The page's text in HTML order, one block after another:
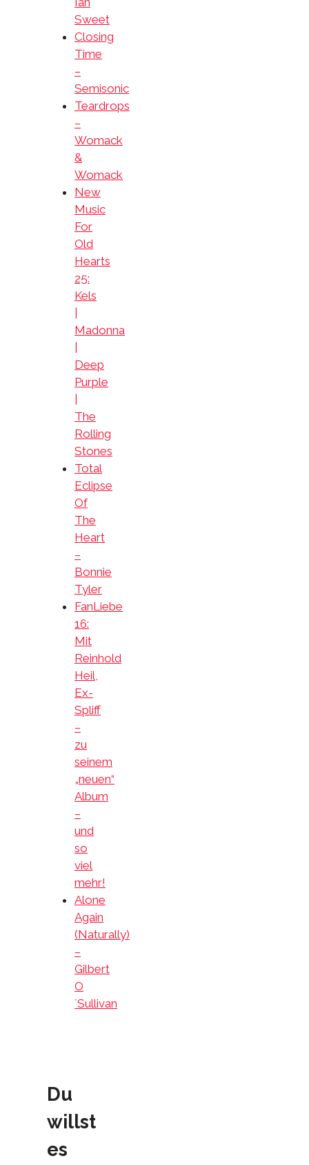
Sweet
Closing
Time
–
Semisonic
Teardrops
–
Womack
&
Womack
New
Music
For
Old
Hearts
25:
Kels
|
Madonna
|
Deep
Purple
|
The
Rolling
Stones
Total
Eclipse
Of
The
Heart
–
Bonnie
Tyler
FanLiebe
16:
Mit
Reinhold
Heil,
Ex-
Spliff
–
zu
seinem
„neuen“
Album
–
und
so
viel
mehr!
Alone
Again
(Naturally)
–
Gilbert
O
´Sullivan
Du
willst
es